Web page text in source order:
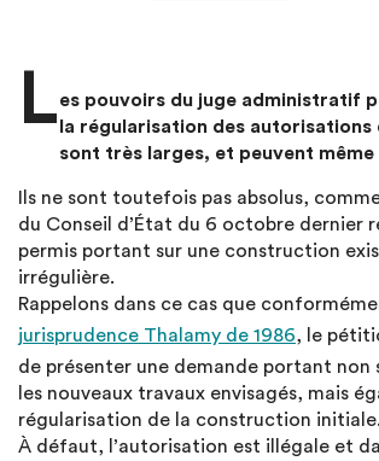
Les pouvoirs du juge administratif
la régularisation des autorisations
sont très larges, et peuvent même
Ils ne sont toutefois pas absolus,
du Conseil d’État du 6 octobre dernier
permis portant sur une construction
irrégulière.
Rappelons dans ce cas que
jurisprudence Thalamy de 1986, le
de présenter une demande portant non
les nouveaux travaux envisagés, mais
régularisation de la construction initiale.
À défaut, l’autorisation est illégale et